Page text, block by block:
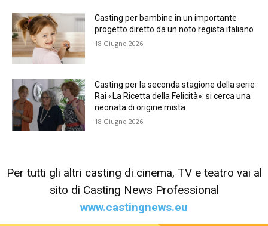
Casting per bambine in un importante
progetto diretto da un noto regista italiano
18 Giugno 2026
Casting per la seconda stagione della serie
Rai «La Ricetta della Felicità»: si cerca una
neonata di origine mista
18 Giugno 2026
Per tutti gli altri casting di cinema, TV e teatro vai al
sito di Casting News Professional
www.castingnews.eu